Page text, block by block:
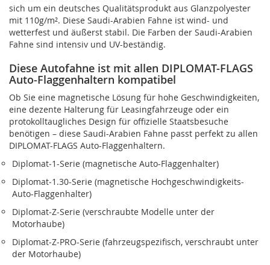
sich um ein deutsches Qualitätsprodukt aus Glanzpolyester
mit 110g/m². Diese Saudi-Arabien Fahne ist wind- und
wetterfest und äußerst stabil. Die Farben der Saudi-Arabien
Fahne sind intensiv und UV-beständig.
Diese Autofahne ist mit allen DIPLOMAT-FLAGS
Auto-Flaggenhaltern kompatibel
Ob Sie eine magnetische Lösung für hohe Geschwindigkeiten,
eine dezente Halterung für Leasingfahrzeuge oder ein
protokolltaugliches Design für offizielle Staatsbesuche
benötigen – diese Saudi-Arabien Fahne passt perfekt zu allen
DIPLOMAT-FLAGS Auto-Flaggenhaltern.
Diplomat‑1-Serie (magnetische Auto-Flaggenhalter)
Diplomat‑1.30-Serie (magnetische Hochgeschwindigkeits-
Auto-Flaggenhalter)
Diplomat‑Z-Serie (verschraubte Modelle unter der
Motorhaube)
Diplomat‑Z‑PRO-Serie (fahrzeugspezifisch, verschraubt unter
der Motorhaube)